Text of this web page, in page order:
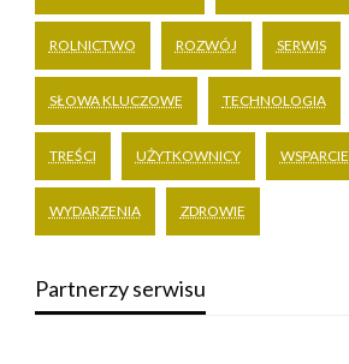
ROLNICTWO ROZWÓJ SERWIS
SŁOWA KLUCZOWE TECHNOLOGIA
TREŚCI UŻYTKOWNICY WSPARCIE
WYDARZENIA ZDROWIE
Partnerzy serwisu